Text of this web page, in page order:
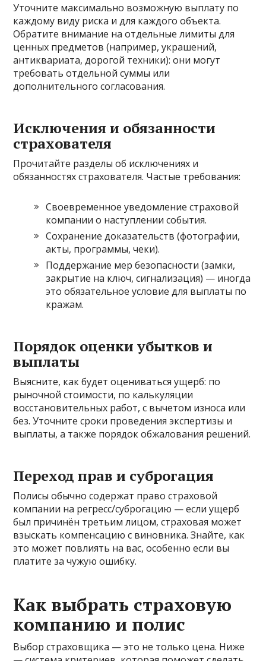
Уточните максимально возможную выплату по
каждому виду риска и для каждого объекта.
Обратите внимание на отдельные лимиты для
ценных предметов (например, украшений,
антиквариата, дорогой техники): они могут
требовать отдельной суммы или
дополнительного согласования.
Исключения и обязанности
страхователя
Прочитайте разделы об исключениях и
обязанностях страхователя. Частые требования:
Своевременное уведомление страховой
компании о наступлении события.
Сохранение доказательств (фотографии,
акты, программы, чеки).
Поддержание мер безопасности (замки,
закрытие на ключ, сигнализация) — иногда
это обязательное условие для выплаты по
кражам.
Порядок оценки убытков и
выплаты
Выясните, как будет оцениваться ущерб: по
рыночной стоимости, по калькуляции
восстановительных работ, с вычетом износа или
без. Уточните сроки проведения экспертизы и
выплаты, а также порядок обжалования решений.
Переход прав и суброгация
Полисы обычно содержат право страховой
компании на регресс/суброгацию — если ущерб
был причинён третьим лицом, страховая может
взыскать компенсацию с виновника. Знайте, как
это может повлиять на вас, особенно если вы
платите за чужую ошибку.
Как выбрать страховую
компанию и полис
Выбор страховщика — это не только цена. Ниже